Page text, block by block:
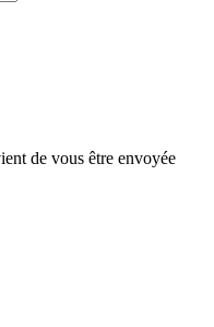
de vous être envoyée